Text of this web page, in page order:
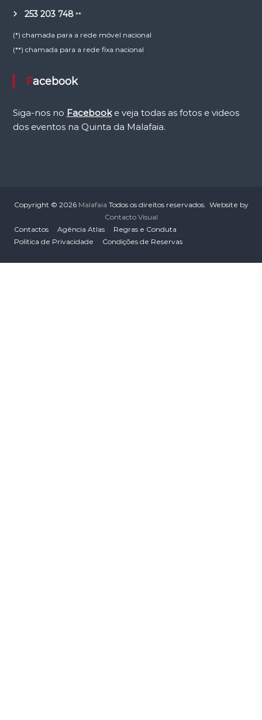
253 203 748**
(*) chamada para a rede móvel nacional
(**) chamada para a rede fixa nacional
Facebook
Siga-nos no Facebooke veja todas as fotos e videos
dos eventos na Quinta da Malafaia.
Copyright © 2026 Malafaia Todos os direitos reservados. Website by
Contacto Visual
Contactos
Agência Atlas
Regras e Conduta
Política de Privacidade
Condições de Reservas